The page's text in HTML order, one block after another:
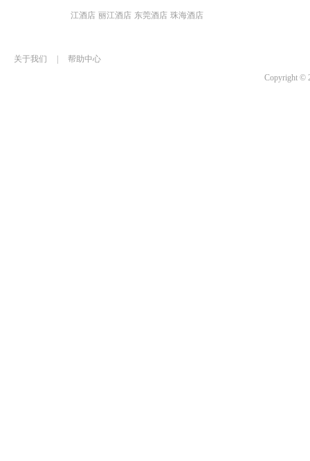
江酒店 丽江酒店 东莞酒店 珠海酒店
关于我们
帮助中心
Copyright ©